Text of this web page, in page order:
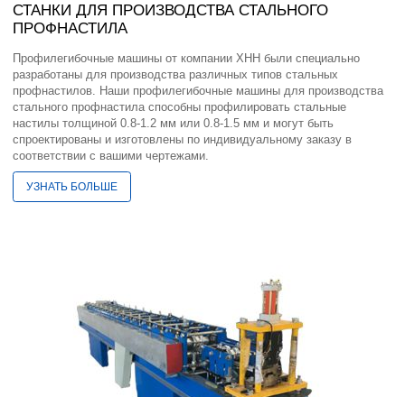
СТАНКИ ДЛЯ ПРОИЗВОДСТВА СТАЛЬНОГО
ПРОФНАСТИЛА
Профилегибочные машины от компании XHH были специально
разработаны для производства различных типов стальных
профнастилов. Наши профилегибочные машины для производства
стального профнастила способны профилировать стальные
настилы толщиной 0.8-1.2 мм или 0.8-1.5 мм и могут быть
спроектированы и изготовлены по индивидуальному заказу в
соответствии с вашими чертежами.
УЗНАТЬ БОЛЬШЕ